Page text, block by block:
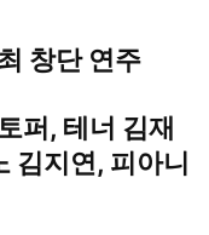
창단 연주
퍼, 테너 김재
김지연, 피아니